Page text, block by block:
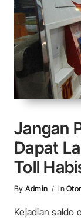
Jangan
Dapat
Toll
By Admin In
Kejadian saldo